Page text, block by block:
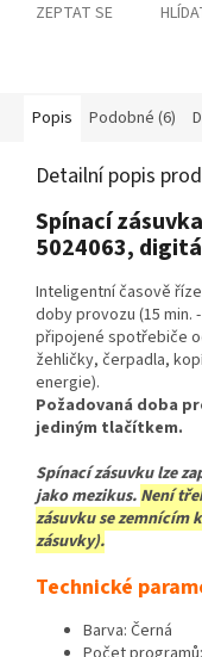
ZEPTAT SE
Popis Podobné (6)
Detailní popis
Spínací
5024063,
Inteligentní časově
doby provozu (15 min.
připojené spotřebiče
žehličky, čerpadla,
energie).
Požadovaná doba
jediným tlačítkem.
Spínací zásuvku lze
jako mezikus. Není
zásuvku se zemnícím
zásuvky).
Technické
Barva: Černá